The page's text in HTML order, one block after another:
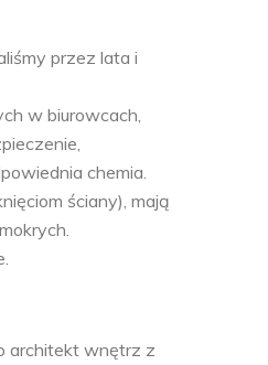
przez lata i
w biurowcach,
chemia.
ściany), mają
architekt wnętrz z